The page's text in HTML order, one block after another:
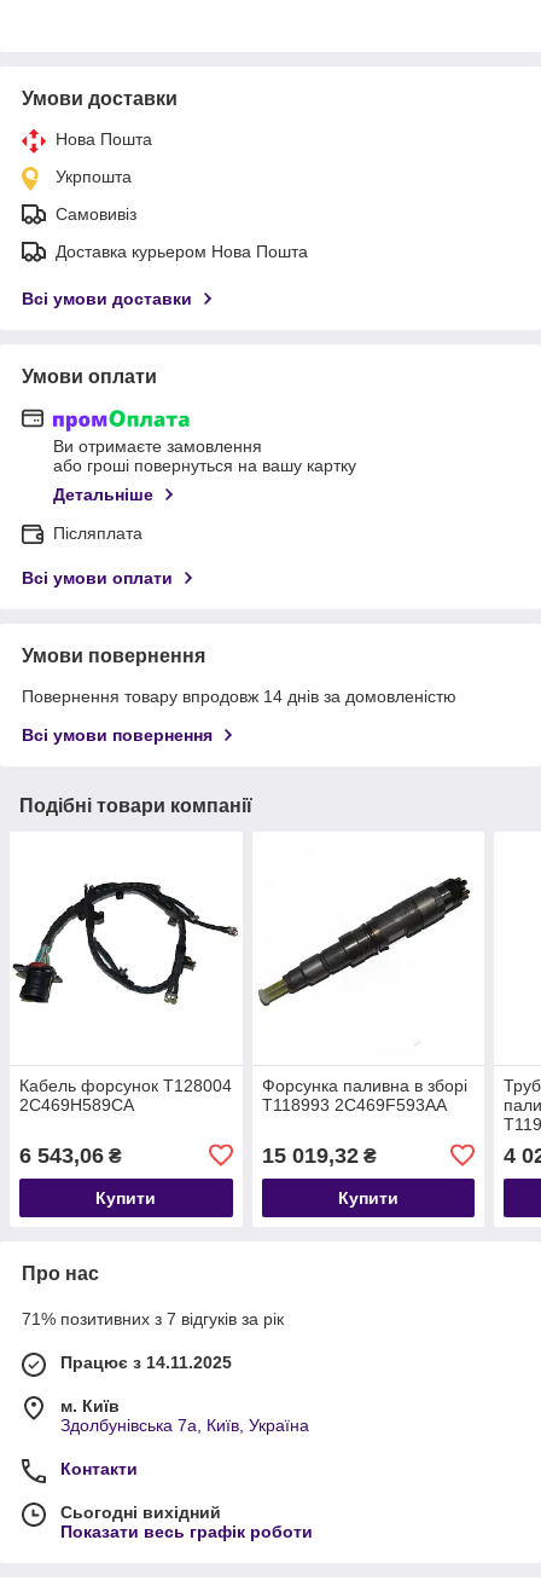
Умови доставки
Нова Пошта
Укрпошта
Самовивіз
Доставка курьером Нова Пошта
Всі умови доставки
Умови оплати
Ви отримаєте замовлення
або гроші повернуться на вашу картку
Детальніше
Післяплата
Всі умови оплати
Умови повернення
Повернення товару впродовж 14 днів за домовленістю
Всі умови повернення
Подібні товари компанії
Кабель форсунок T128004
2C469H589CA
6 543,06 ₴
Купити
Форсунка паливна в зборі
T118993 2C469F593AA
15 019,32₴
Купити
4
Про нас
71% позитивних з 7 відгуків за рік
Працює з 14.11.2025
м. Київ
Здолбунівська 7а, Київ, Україна
Контакти
Сьогодні вихідний
Показати весь графік роботи